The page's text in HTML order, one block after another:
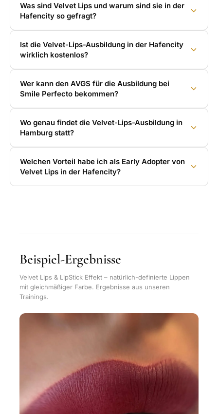
Was sind Velvet Lips und warum sind sie in der
Hafencity so gefragt?
Ist die Velvet-Lips-Ausbildung in der Hafencity
wirklich kostenlos?
Wer kann den AVGS für die Ausbildung bei
Smile Perfecto bekommen?
Wo genau findet die Velvet-Lips-Ausbildung in
Hamburg statt?
Welchen Vorteil habe ich als Early Adopter von
Velvet Lips in der Hafencity?
Beispiel-Ergebnisse
Velvet Lips & LipStick Effekt – natürlich-definierte Lippen
mit gleichmäßiger Farbe. Ergebnisse aus unseren
Trainings.